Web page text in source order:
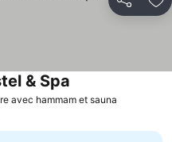
Partager
avec hammam et sauna
& Spa